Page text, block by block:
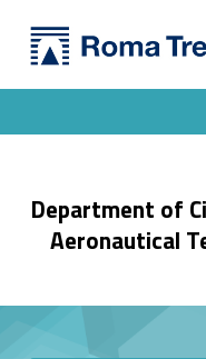
Canale: Dipartimento di Ingegneria Civile, Informatica e delle Tecnologie Aeronautiche - In evidenza - Dipartimento di Ingegneria Civile, Informatica e delle Tecnologie Aeronautiche
Department of
Aeronautical
Header info sidebar